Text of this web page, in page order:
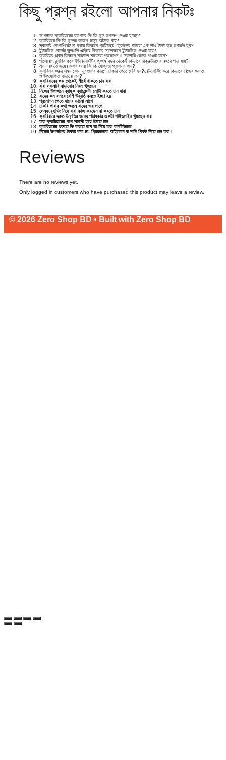
কিছু প্রশ্ন রইলো আপনার নিকটঃ
আপনাকে ক্যারিয়ারের ব্যাপারে কি কি ভুল উপদেশ দেওয়া হচ্ছে?
ক্যারিয়ারে কি কি ভুলের কারণে মানুষ আটকে যায়?
স্যালারি নেগোশিয়েট না করায় কিভাবে প্রতিবছর ফ্রেন্ডদের চাইতে এক লাখ টাকা কম উপার্জন হয়?
ইন্টারভিউ বোর্ডের ভুলগুলি এড়িয়ে কিভাবে সফলভাবে ইন্টারভিউ দেওয়া যায়?
ক্যারিয়ার প্ল্যান কিভাবে সাজালে সময়মত প্রমোশন ও স্যালারি রেইজ পাওয়া যাবে?
পার্সোনাল ব্র্যান্ডিং করে ইউনিভার্সিটির প্রথম বছর থেকেই কিভাবে রিক্রুটারদের নজরে পড়া যায়?
এমএনসিতে জয়েন করার সময় কি কি যোগ্যতা প্রাধান্য পায়?
ক্যারিয়ার শুরুর সময় কোন ভুলগুলির কারণে চাকরি পেতে দেরি হয়?নেটওয়ার্কিং করে কিভাবে নিজের ক্ষমতা
ও উপযোগিতা বাড়ানো যায়?
ক্যারিয়ারের শুরু থেকেই শীর্ষে থাকতে চান যারা
যারা স্যালারি বাড়ানোর নিয়ম খুঁজছেন
নিজের উপার্জনে ব্যাঙ্ক ব্যালেন্সটা মোটা করতে চান যারা
যাদের কম সময়ে বেশি উন্নতি করতে ইচ্ছা হয়
প্রমোশন পেতে যাদের ভালো লাগে
চাকরি পাবার কথা শুনলে যাদের ভয় লাগে
সেলফ ব্র্যান্ডিং নিয়ে যারা কাজ করছেন বা করতে চান
ক্যারিয়ারে দ্রুত উন্নতির জন্যে পরিষ্কার একটা গাইডলাইন খুঁজছেন যারা
যারা ক্যারিয়ারের পথে সাহসী হয়ে উঠতে চান
ক্যারিয়ারের শুরুতে কি করতে হবে তা নিয়ে যারা কনফিউজড
নিজের উপার্জনের টাকায় বাবা-মা- প্রিয়জনকে আইফোন বা দামি গিফট দিতে চান যারা।
Reviews
There are no reviews yet.
Only logged in customers who have purchased this product may leave a review.
© 2026 Zero Shop BD • Built with Zero Shop BD